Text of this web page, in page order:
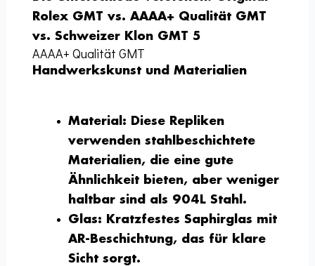
Rolex GMT vs. AAAA+ Qualität GMT
vs. Schweizer Klon GMT 5
AAAA+ Qualität GMT
Handwerkskunst und Materialien
Material: Diese Repliken
verwenden stahlbeschichtete
Materialien, die eine gute
Ähnlichkeit bieten, aber weniger
haltbar sind als 904L Stahl.
Glas: Kratzfestes Saphirglas mit
AR-Beschichtung, das für klare
Sicht sorgt.